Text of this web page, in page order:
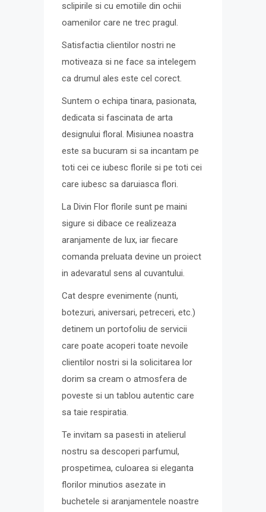
sclipirile si cu emotiile din ochii
oamenilor care ne trec pragul.
Satisfactia clientilor nostri ne
motiveaza si ne face sa intelegem
ca drumul ales este cel corect.
Suntem o echipa tinara, pasionata,
dedicata si fascinata de arta
designului floral. Misiunea noastra
este sa bucuram si sa incantam pe
toti cei ce iubesc florile si pe toti cei
care iubesc sa daruiasca flori.
La Divin Flor florile sunt pe maini
sigure si dibace ce realizeaza
aranjamente de lux, iar fiecare
comanda preluata devine un proiect
in adevaratul sens al cuvantului.
Cat despre evenimente (nunti,
botezuri, aniversari, petreceri, etc.)
detinem un portofoliu de servicii
care poate acoperi toate nevoile
clientilor nostri si la solicitarea lor
dorim sa cream o atmosfera de
poveste si un tablou autentic care
sa taie respiratia.
Te invitam sa pasesti in atelierul
nostru sa descoperi parfumul,
prospetimea, culoarea si eleganta
florilor minutios asezate in
buchetele si aranjamentele noastre